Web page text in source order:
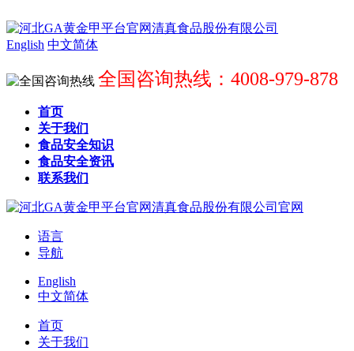
English 中文简体
全国咨询热线：4008-979-878
首页
关于我们
食品安全知识
食品安全资讯
联系我们
语言
导航
English
中文简体
首页
关于我们